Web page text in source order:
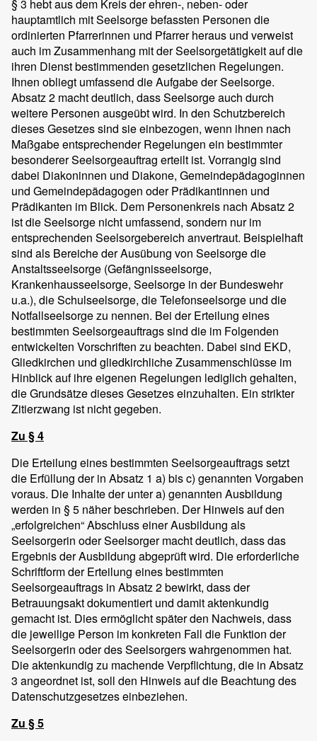
§ 3 hebt aus dem Kreis der ehren-, neben- oder
hauptamtlich mit Seelsorge befassten Personen die
ordinierten Pfarrerinnen und Pfarrer heraus und verweist
auch im Zusammenhang mit der Seelsorgetätigkeit auf die
ihren Dienst bestimmenden gesetzlichen Regelungen.
Ihnen obliegt umfassend die Aufgabe der Seelsorge.
Absatz 2 macht deutlich, dass Seelsorge auch durch
weitere Personen ausgeübt wird. In den Schutzbereich
dieses Gesetzes sind sie einbezogen, wenn ihnen nach
Maßgabe entsprechender Regelungen ein bestimmter
besonderer Seelsorgeauftrag erteilt ist. Vorrangig sind
dabei Diakoninnen und Diakone, Gemeindepädagoginnen
und Gemeindepädagogen oder Prädikantinnen und
Prädikanten im Blick. Dem Personenkreis nach Absatz 2
ist die Seelsorge nicht umfassend, sondern nur im
entsprechenden Seelsorgebereich anvertraut. Beispielhaft
sind als Bereiche der Ausübung von Seelsorge die
Anstaltsseelsorge (Gefängnisseelsorge,
Krankenhausseelsorge, Seelsorge in der Bundeswehr
u.a.), die Schulseelsorge, die Telefonseelsorge und die
Notfallseelsorge zu nennen. Bei der Erteilung eines
bestimmten Seelsorgeauftrags sind die im Folgenden
entwickelten Vorschriften zu beachten. Dabei sind EKD,
Gliedkirchen und gliedkirchliche Zusammenschlüsse im
Hinblick auf ihre eigenen Regelungen lediglich gehalten,
die Grundsätze dieses Gesetzes einzuhalten. Ein strikter
Zitierzwang ist nicht gegeben.
Zu § 4
Die Erteilung eines bestimmten Seelsorgeauftrags setzt
die Erfüllung der in Absatz 1 a) bis c) genannten Vorgaben
voraus. Die Inhalte der unter a) genannten Ausbildung
werden in § 5 näher beschrieben. Der Hinweis auf den
„erfolgreichen“ Abschluss einer Ausbildung als
Seelsorgerin oder Seelsorger macht deutlich, dass das
Ergebnis der Ausbildung abgeprüft wird. Die erforderliche
Schriftform der Erteilung eines bestimmten
Seelsorgeauftrags in Absatz 2 bewirkt, dass der
Betrauungsakt dokumentiert und damit aktenkundig
gemacht ist. Dies ermöglicht später den Nachweis, dass
die jeweilige Person im konkreten Fall die Funktion der
Seelsorgerin oder des Seelsorgers wahrgenommen hat.
Die aktenkundig zu machende Verpflichtung, die in Absatz
3 angeordnet ist, soll den Hinweis auf die Beachtung des
Datenschutzgesetzes einbeziehen.
Zu § 5